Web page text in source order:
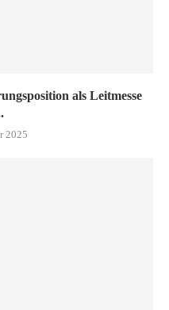
als Leitmesse
2025